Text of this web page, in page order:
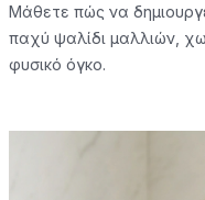
Μάθετε πώς να
παχύ ψαλίδι μαλλιών,
φυσικό όγκο.